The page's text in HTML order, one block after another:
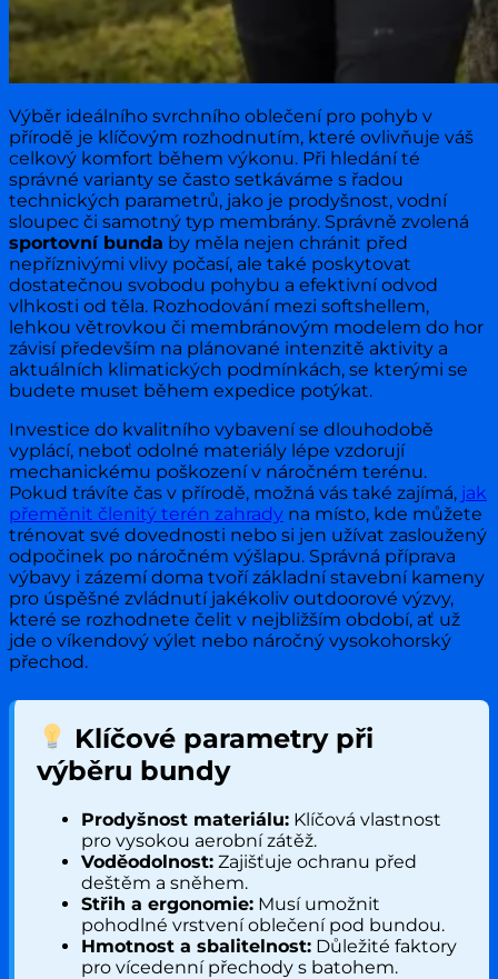
Výběr ideálního svrchního oblečení pro pohyb v
přírodě je klíčovým rozhodnutím, které ovlivňuje váš
celkový komfort během výkonu. Při hledání té
správné varianty se často setkáváme s řadou
technických parametrů, jako je prodyšnost, vodní
sloupec či samotný typ membrány. Správně zvolená
sportovní bunda by měla nejen chránit před
nepříznivými vlivy počasí, ale také poskytovat
dostatečnou svobodu pohybu a efektivní odvod
vlhkosti od těla. Rozhodování mezi softshellem,
lehkou větrovkou či membránovým modelem do hor
závisí především na plánované intenzitě aktivity a
aktuálních klimatických podmínkách, se kterými se
budete muset během expedice potýkat.
Investice do kvalitního vybavení se dlouhodobě
vyplácí, neboť odolné materiály lépe vzdorují
mechanickému poškození v náročném terénu.
Pokud trávíte čas v přírodě, možná vás také zajímá, jak
přeměnit členitý terén zahrady na místo, kde můžete
trénovat své dovednosti nebo si jen užívat zasloužený
odpočinek po náročném výšlapu. Správná příprava
výbavy i zázemí doma tvoří základní stavební kameny
pro úspěšné zvládnutí jakékoliv outdoorové výzvy,
které se rozhodnete čelit v nejbližším období, ať už
jde o víkendový výlet nebo náročný vysokohorský
přechod.
Klíčové parametry při
výběru bundy
Prodyšnost materiálu: Klíčová vlastnost
pro vysokou aerobní zátěž.
Voděodolnost: Zajišťuje ochranu před
deštěm a sněhem.
Střih a ergonomie: Musí umožnit
pohodlné vrstvení oblečení pod bundou.
Hmotnost a sbalitelnost: Důležité faktory
pro vícedenní přechody s batohem.